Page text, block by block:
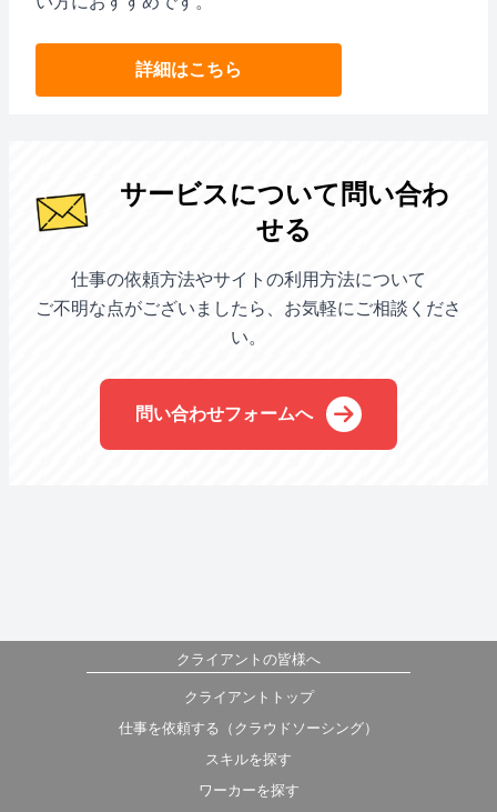
詳細はこちら
サービスについて問い合わ
せる
仕事の依頼方法やサイトの利用方法について
ご不明な点がございましたら、お気軽にご相談くださ
い。
問い合わせフォームへ
クライアントの皆様へ
クライアントトップ
仕事を依頼する（クラウドソーシング）
スキルを探す
ワーカーを探す